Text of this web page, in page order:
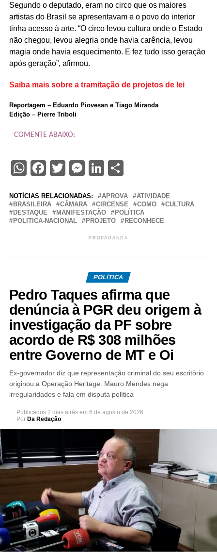
Segundo o deputado, eram no circo que os maiores
artistas do Brasil se apresentavam e o povo do interior
tinha acesso à arte. “O circo levou cultura onde o Estado
não chegou, levou alegria onde havia carência, levou
magia onde havia esquecimento. E fez tudo isso geração
após geração”, afirmou.
Saiba mais sobre a tramitação de projetos de lei
Reportagem – Eduardo Piovesan e Tiago Miranda
Edição – Pierre Triboli
COMENTE ABAIXO:
WhatsApp
Facebook
Twitter
Messenger
LinkedIn
Share
NOTÍCIAS RELACIONADAS: APROVA
ATIVIDADE
BRASILEIRA
CÂMARA CIRCENSE COMO
CULTURA
DESTAQUE
MANIFESTAÇÃO
POLÍTICA
POLITICA-NACIONAL
PROJETO RECONHECE
PROPAGANDA
POLÍTICA
Pedro Taques afirma que
denúncia à PGR deu origem à
investigação da PF sobre
acordo de R$ 308 milhões
entre Governo de MT e Oi
Ex-governador diz que representação criminal do seu escritório
originou a Operação Heritage. Mauro Mendes nega
irregularidades e fala em disputa política
Publicados 2 dias atrás em 6 de agosto de 2026
Por Da Redação